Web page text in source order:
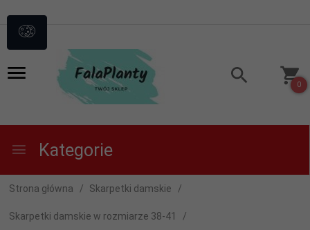
0
Kategorie
Strona główna Skarpetki damskie
Skarpetki damskie w rozmiarze 38-41